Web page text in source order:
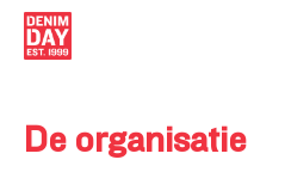
De organisatie